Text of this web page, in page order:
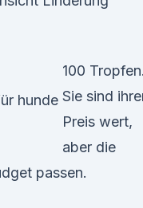
100 Tropfen.
Sie sind
Preis wert,
aber die
passen.